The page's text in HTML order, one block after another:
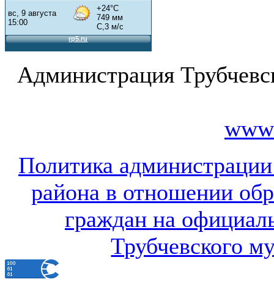
Администрация
Политика
района в отношении
граждан на
Трубчевского